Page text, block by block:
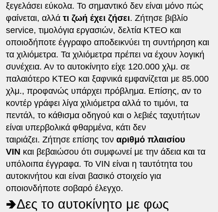
ξεγελάσει εύκολα. Το σημαντικό δεν είναι μόνο πώς
φαίνεται, αλλά τι ζωή έχει ζήσει. Ζήτησε βιβλίο
service, τιμολόγια εργασιών, δελτία ΚΤΕΟ και
οποιοδήποτε έγγραφο αποδεικνύει τη συντήρηση και
τα χιλιόμετρα. Τα χιλιόμετρα πρέπει να έχουν λογική
συνέχεια. Αν το αυτοκίνητο είχε 120.000 χλμ. σε
παλαιότερο ΚΤΕΟ και ξαφνικά εμφανίζεται με 85.000
χλμ., προφανώς υπάρχει πρόβλημα. Επίσης, αν το
κοντέρ γράφει λίγα χιλιόμετρα αλλά το τιμόνι, τα
πεντάλ, το κάθισμα οδηγού και ο λεβιές ταχυτήτων
είναι υπερβολικά φθαρμένα, κάτι δεν
ταιριάζει. Ζήτησε επίσης τον αριθμό πλαισίου
VIN και βεβαιώσου ότι συμφωνεί με την άδεια και τα
υπόλοιπα έγγραφα. Το VIN είναι η ταυτότητα του
αυτοκινήτου και είναι βασικό στοιχείο για
οποιονδήποτε σοβαρό έλεγχο.
🢂Δες το αυτοκίνητο με φως